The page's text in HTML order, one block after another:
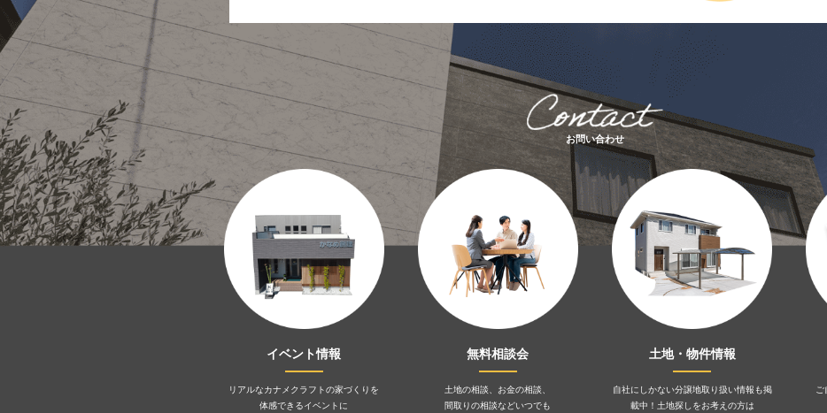
お問い合わせ
イベント情報
リアルなカナメクラフトの家づくりを
体感できるイベントに
無料相談会
土地の相談、お金の相談、
間取りの相談などいつでも
土地・物件情報
自社にしかない分譲地取り扱い情報も掲
載中！土地探しをお考えの方は